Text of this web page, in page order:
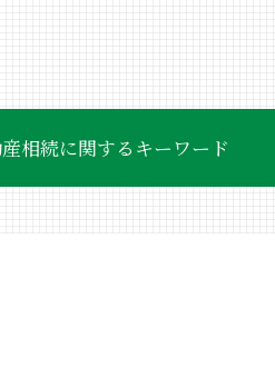
相続に関するキーワード